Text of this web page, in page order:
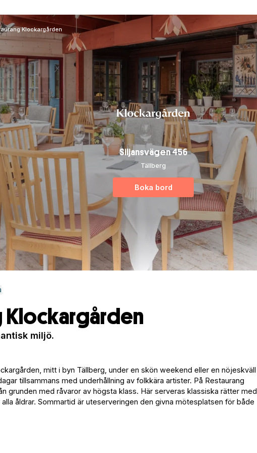
Klockargården
Siljansvägen 456
Tällberg
Boka bord
Klockargården
miljö.
mitt i byn Tällberg, under en skön weekend eller en nöjeskväll
tillsammans med underhållning av folkkära artister. På Restaurang
grunden med råvaror av högsta klass. Här serveras klassiska rätter med
åldrar. Sommartid är uteserveringen den givna mötesplatsen för både